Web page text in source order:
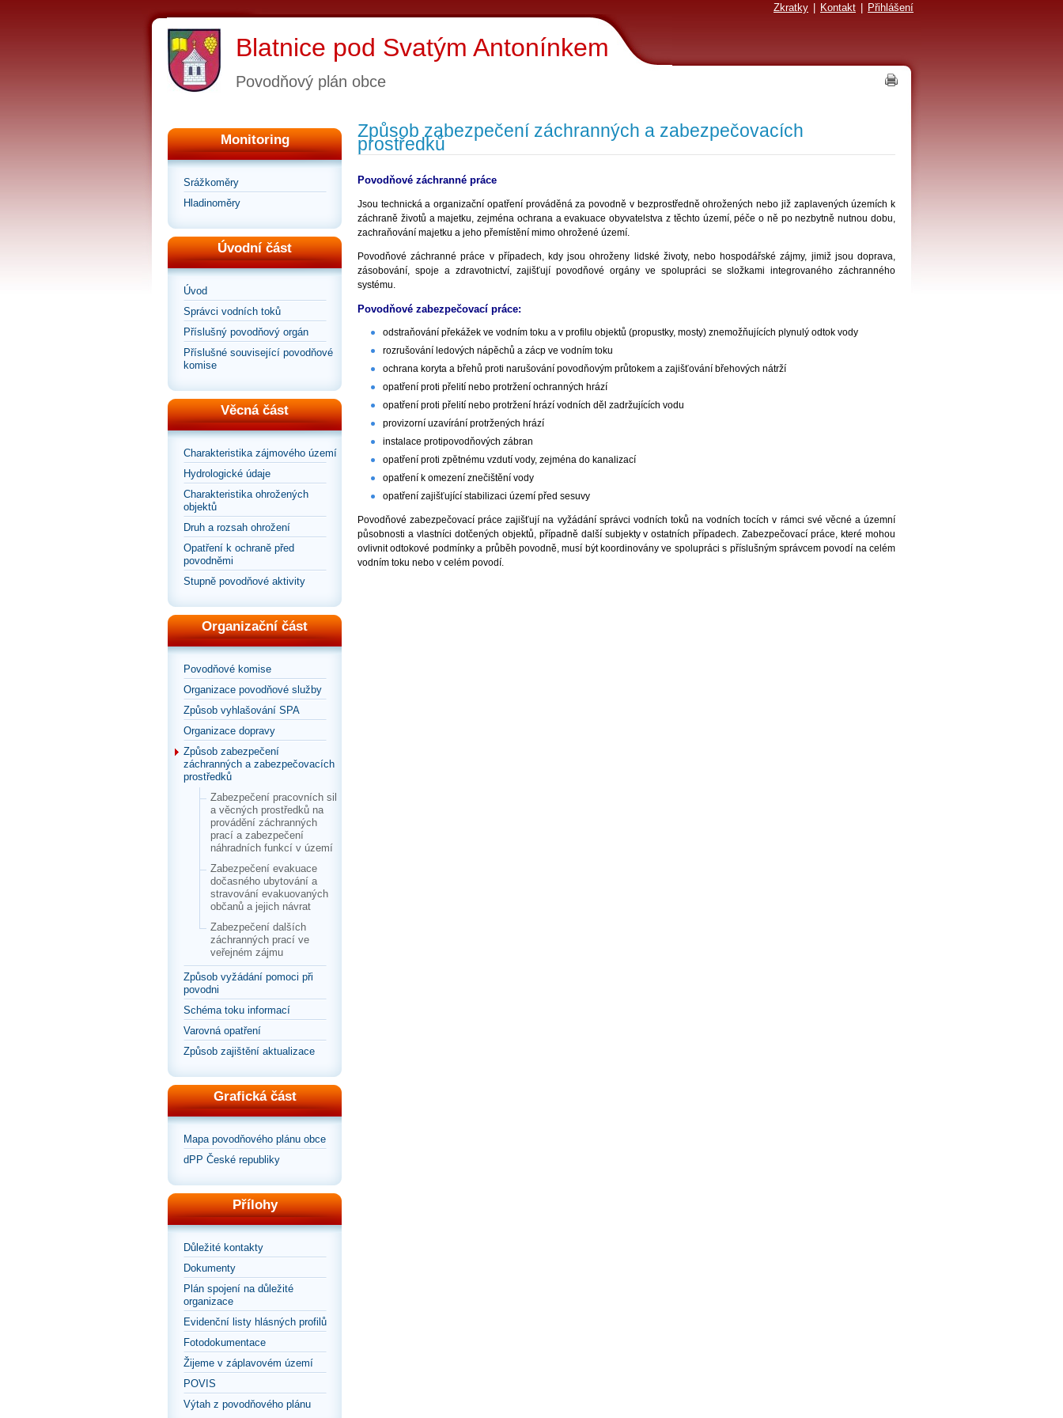
Zkratky Kontakt Přihlášení
Blatnice pod Svatým Antonínkem
Povodňový plán obce
Monitoring
Srážkoměry
Hladinoměry
Úvodní část
Úvod
Správci vodních toků
Příslušný povodňový orgán
Příslušné související povodňové
komise
Věcná část
Charakteristika zájmového území
Hydrologické údaje
Charakteristika ohrožených
objektů
Druh a rozsah ohrožení
Opatření k ochraně před
povodněmi
Stupně povodňové aktivity
Organizační část
Povodňové komise
Organizace povodňové služby
Způsob vyhlašování SPA
Organizace dopravy
Způsob zabezpečení
záchranných a zabezpečovacích
prostředků
Zabezpečení pracovních sil
a věcných prostředků na
provádění záchranných
prací a zabezpečení
náhradních funkcí v území
Zabezpečení evakuace
dočasného ubytování a
stravování evakuovaných
občanů a jejich návrat
Zabezpečení dalších
záchranných prací ve
veřejném zájmu
Způsob vyžádání pomoci při
povodni
Schéma toku informací
Varovná opatření
Způsob zajištění aktualizace
Grafická část
Mapa povodňového plánu obce
dPP České republiky
Přílohy
Důležité kontakty
Dokumenty
Plán spojení na důležité
organizace
Evidenční listy hlásných profilů
Fotodokumentace
Žijeme v záplavovém území
POVIS
Výtah z povodňového plánu
Způsob zabezpečení záchranných a zabezpečovacích
prostředků
Povodňové záchranné práce
Jsou technická a organizační opatření prováděná za povodně v bezprostředně ohrožených nebo již zaplavených územích k
záchraně životů a majetku, zejména ochrana a evakuace obyvatelstva z těchto území, péče o ně po nezbytně nutnou dobu,
zachraňování majetku a jeho přemístění mimo ohrožené území.
Povodňové záchranné práce v případech, kdy jsou ohroženy lidské životy, nebo hospodářské zájmy, jimiž jsou doprava,
zásobování, spoje a zdravotnictví, zajišťují povodňové orgány ve spolupráci se složkami integrovaného záchranného
systému.
Povodňové zabezpečovací práce:
odstraňování překážek ve vodním toku a v profilu objektů (propustky, mosty) znemožňujících plynulý odtok vody
rozrušování ledových nápěchů a zácp ve vodním toku
ochrana koryta a břehů proti narušování povodňovým průtokem a zajišťování břehových nátrží
opatření proti přelití nebo protržení ochranných hrází
opatření proti přelití nebo protržení hrází vodních děl zadržujících vodu
provizorní uzavírání protržených hrází
instalace protipovodňových zábran
opatření proti zpětnému vzdutí vody, zejména do kanalizací
opatření k omezení znečištění vody
opatření zajišťující stabilizaci území před sesuvy
Povodňové zabezpečovací práce zajišťují na vyžádání správci vodních toků na vodních tocích v rámci své věcné a územní
působnosti a vlastníci dotčených objektů, případně další subjekty v ostatních případech. Zabezpečovací práce, které mohou
ovlivnit odtokové podmínky a průběh povodně, musí být koordinovány ve spolupráci s příslušným správcem povodí na celém
vodním toku nebo v celém povodí.